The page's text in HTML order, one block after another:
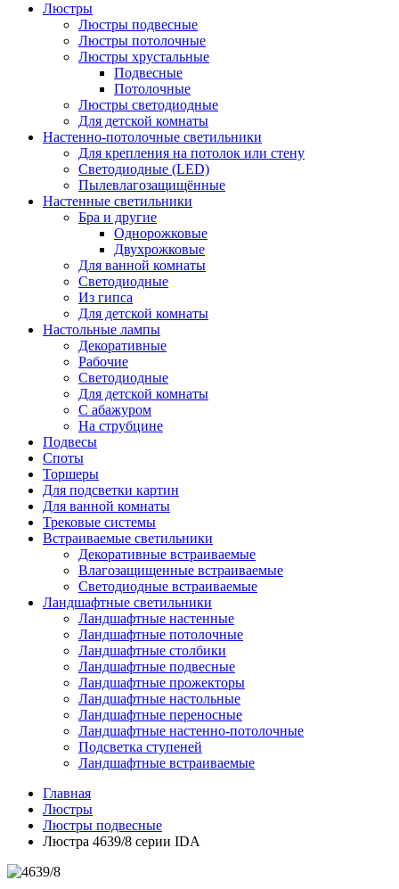
Люстры
Люстры подвесные
Люстры потолочные
Люстры хрустальные
Подвесные
Потолочные
Люстры светодиодные
Для детской комнаты
Настенно-потолочные светильники
Для крепления на потолок или стену
Светодиодные (LED)
Пылевлагозащищённые
Настенные светильники
Бра и другие
Однорожковые
Двухрожковые
Для ванной комнаты
Светодиодные
Из гипса
Для детской комнаты
Настольные лампы
Декоративные
Рабочие
Светодиодные
Для детской комнаты
С абажуром
На струбцине
Подвесы
Споты
Торшеры
Для подсветки картин
Для ванной комнаты
Трековые системы
Встраиваемые светильники
Декоративные встраиваемые
Влагозащищенные встраиваемые
Светодиодные встраиваемые
Ландшафтные светильники
Ландшафтные настенные
Ландшафтные потолочные
Ландшафтные столбики
Ландшафтные подвесные
Ландшафтные прожекторы
Ландшафтные настольные
Ландшафтные переносные
Ландшафтные настенно-потолочные
Подсветка ступеней
Ландшафтные встраиваемые
Главная
Люстры
Люстры подвесные
Люстра 4639/8 серии IDA